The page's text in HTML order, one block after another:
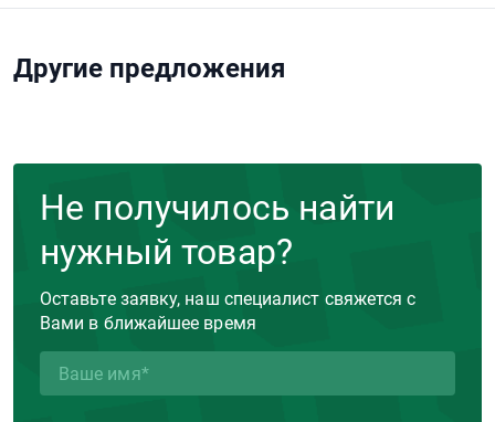
Другие предложения
Не получилось найти
нужный товар?
Оставьте заявку, наш специалист свяжется с
Вами в ближайшее время